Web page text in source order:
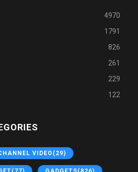
4970
1791
826
261
229
122
VIDEO (29)